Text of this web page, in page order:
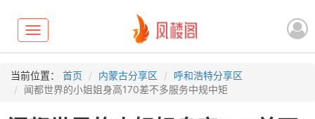
Toggle
navigation
当前位置： 首页 内蒙古分享区
呼和浩特分享区
闻都世界的小姐姐身高170差不多服务中规中矩